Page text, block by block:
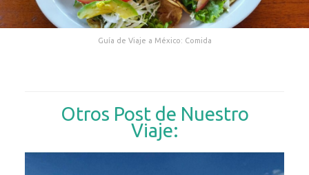
Guía de Viaje a México: Comida
Otros Post de Nuestro
Viaje: